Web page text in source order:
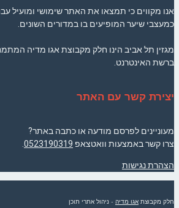
אנו מקווים כי תמצאו את האתר שימושי ומועיל
כמעצבי שיער המופיעים בו במדורים השונים.
מגזין תל אביב הינו חלק מקבוצת אגו מדיה
ברשת האינטרנט.
יצירת קשר עם האתר
מעוניינים לפרסם מודעה או כתבה באתר?
צרו קשר באמצעות וואטצאפ 0523190319
הצהרת נגישות
חלק מקבוצת אגו מדיה - ניהול אתרי תוכן